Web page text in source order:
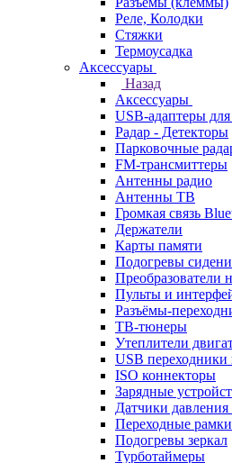
Реле, Колодки
Стяжки
Термоусадка
Аксессуары
Назад
Аксессуары
USB-адаптеры
Радар - Детекторы
Парковочные
FM-трансмиттеры
Антенны радио
Антенны ТВ
Громкая связь
Держатели
Карты памяти
Подогревы
Преобразователи
Пульты и
Разъёмы-
ТВ-тюнеры
Утеплители
USB переходники
ISO коннекторы
Зарядные
Датчики
Переходные рамки
Подогревы зеркал
Турботаймеры